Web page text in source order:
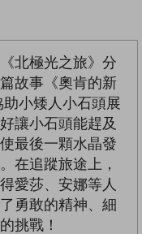
北極光之旅》分
故事《奧肯的新
小矮人小石頭展
讓小石頭能趕及
最後一顆水晶發
在追蹤旅途上，
愛莎、安娜等人
勇敢的精神、細
挑戰！